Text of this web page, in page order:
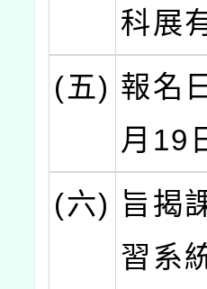
科展
(五) 報名
月19
(六) 旨揭
習系